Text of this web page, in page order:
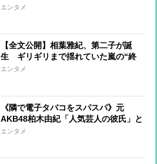
に光るは「300万円以上」の世界三大
エンタメ
【全文公開】相葉雅紀、第二子が誕
生 ギリギリまで揺れていた嵐の“終
わり” メンバーの心のなかに芽生え
エンタメ
《隣で電子タバコをスパスパ》元
AKB48柏木由紀「人気芸人の彼氏」と
居酒屋デート「会計はゆきりんがして
エンタメ